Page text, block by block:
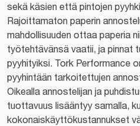
sekä käsien että pintojen
Rajoittamaton paperin
mahdollisuuden ottaa paperia
työtehtävänsä vaatii, ja pinnat
pyyhityiksi. Tork Performance
pyyhintään tarkoitettujen
Oikealla annostelijan ja
tuottavuus lisääntyy samalla,
kokonaiskäyttökustannukset